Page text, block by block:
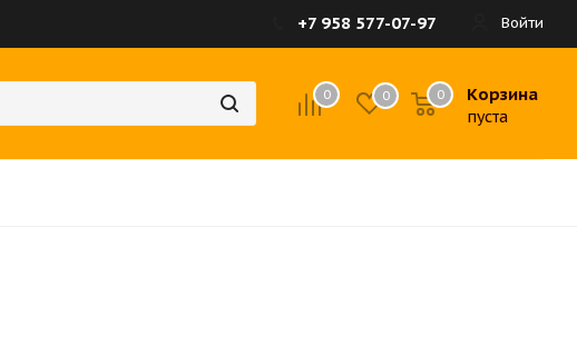
Войти
+7 958 577-07-97
0 0 Корзина
пуста
0